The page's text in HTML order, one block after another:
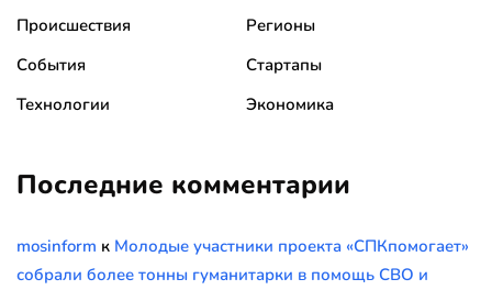
Происшествия
Регионы
События
Стартапы
Технологии
Экономика
Последние комментарии
mosinform к Молодые участники проекта «СПКпомогает»
собрали более тонны гуманитарки в помощь СВО и